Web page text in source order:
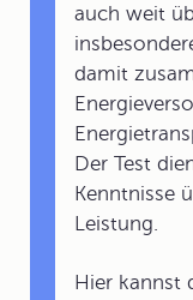
auch weit
damit
Der Test
Kenntnisse
Leistung.
Hier kannst